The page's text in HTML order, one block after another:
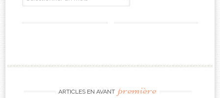
ARTICLES EN AVANT première